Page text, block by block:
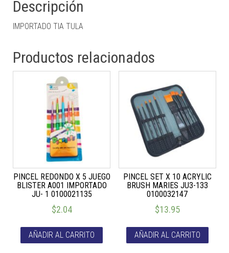
Descripción
IMPORTADO TIA TULA
Productos relacionados
PINCEL REDONDO X 5 JUEGO
BLISTER A001 IMPORTADO
JU- 1 0100021135
$2.04
AÑADIR AL CARRITO
PINCEL SET X 10 ACRYLIC
BRUSH MARIES JU3-133
0100032147
$13.95
AÑADIR AL CARRITO